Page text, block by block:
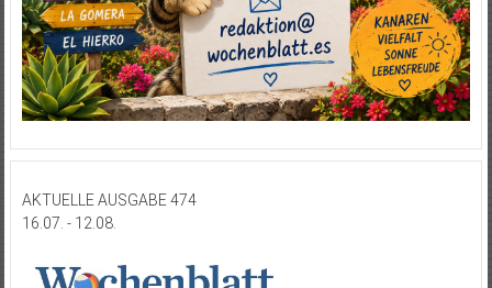
AKTUELLE AUSGABE 474
16.07. - 12.08.